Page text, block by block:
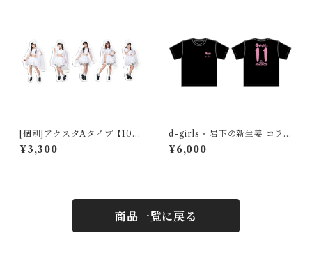
[個別]アクスタAタイプ【10周
年記念グッズ】
¥3,300
d-girls × 岩下の新生姜 コラボ
11周年記念Tシャツ
¥6,000
商品一覧に戻る